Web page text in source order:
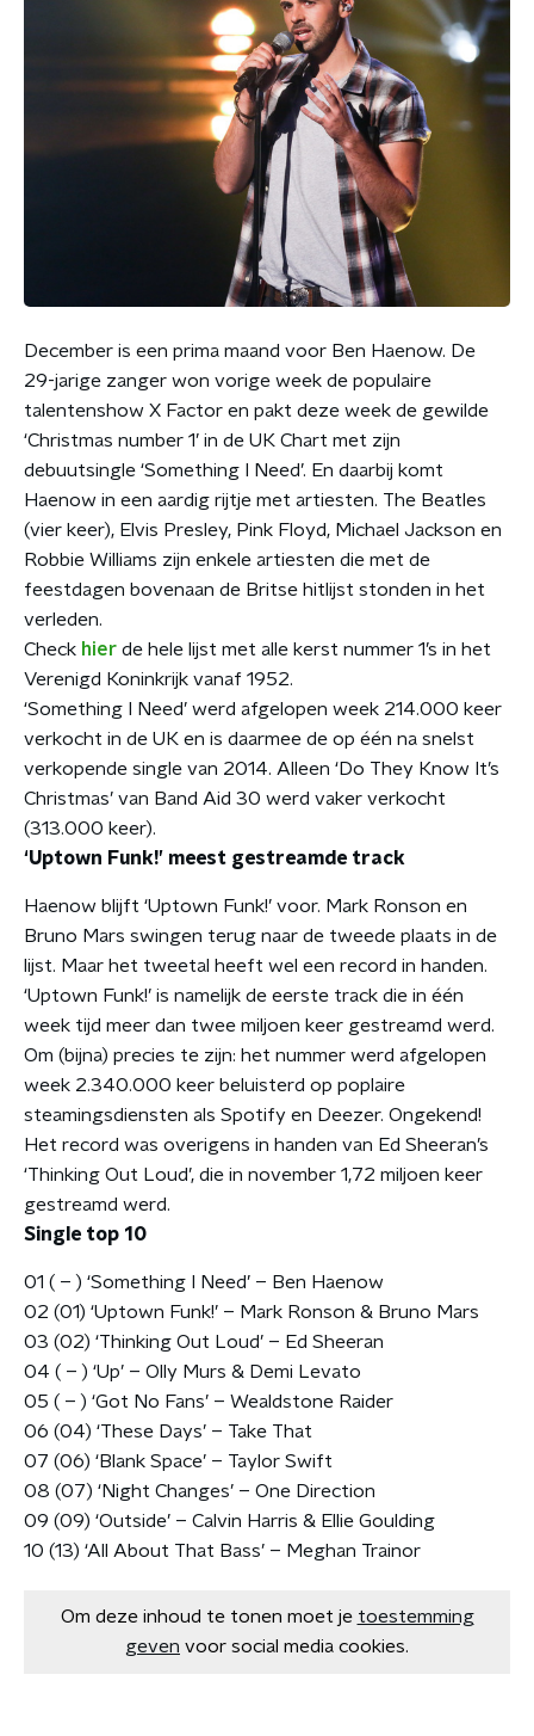
December is een prima maand voor Ben Haenow. De
29-jarige zanger won vorige week de populaire
talentenshow X Factor en pakt deze week de gewilde
‘Christmas number 1’ in de UK Chart met zijn
debuutsingle ‘Something I Need’. En daarbij komt
Haenow in een aardig rijtje met artiesten. The Beatles
(vier keer), Elvis Presley, Pink Floyd, Michael Jackson en
Robbie Williams zijn enkele artiesten die met de
feestdagen bovenaan de Britse hitlijst stonden in het
verleden.
Check hier de hele lijst met alle kerst nummer 1’s in het
Verenigd Koninkrijk vanaf 1952.
‘Something I Need’ werd afgelopen week 214.000 keer
verkocht in de UK en is daarmee de op één na snelst
verkopende single van 2014. Alleen ‘Do They Know It’s
Christmas’ van Band Aid 30 werd vaker verkocht
(313.000 keer).
‘Uptown Funk!’ meest gestreamde track
Haenow blijft ‘Uptown Funk!’ voor. Mark Ronson en
Bruno Mars swingen terug naar de tweede plaats in de
lijst. Maar het tweetal heeft wel een record in handen.
‘Uptown Funk!’ is namelijk de eerste track die in één
week tijd meer dan twee miljoen keer gestreamd werd.
Om (bijna) precies te zijn: het nummer werd afgelopen
week 2.340.000 keer beluisterd op poplaire
steamingsdiensten als Spotify en Deezer. Ongekend!
Het record was overigens in handen van Ed Sheeran’s
‘Thinking Out Loud’, die in november 1,72 miljoen keer
gestreamd werd.
Single top 10
01 ( – ) ‘Something I Need’ – Ben Haenow
02 (01) ‘Uptown Funk!’ – Mark Ronson & Bruno Mars
03 (02) ‘Thinking Out Loud’ – Ed Sheeran
04 ( – ) ‘Up’ – Olly Murs & Demi Levato
05 ( – ) ‘Got No Fans’ – Wealdstone Raider
06 (04) ‘These Days’ – Take That
07 (06) ‘Blank Space’ – Taylor Swift
08 (07) ‘Night Changes’ – One Direction
09 (09) ‘Outside’ – Calvin Harris & Ellie Goulding
10 (13) ‘All About That Bass’ – Meghan Trainor
Om deze inhoud te tonen moet je toestemming
geven voor social media cookies.